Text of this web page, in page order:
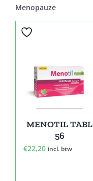
Menopauze
MENOTIL TABL
56
€22,20 incl. btw